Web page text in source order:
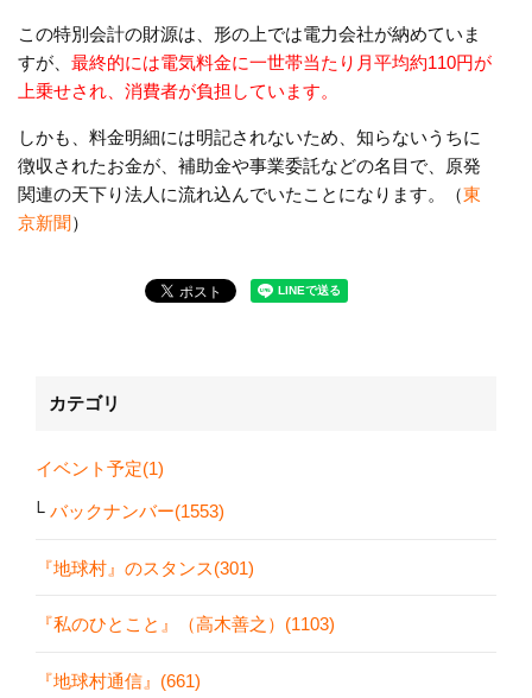
この特別会計の財源は、形の上では電力会社が納めていま
すが、 最終的には電気料金に一世帯当たり月平均約110円が
上乗せされ、消費者が負担しています。
しかも、料金明細には明記されないため、知らないうちに
徴収されたお金が、補助金や事業委託などの名目で、原発
関連の天下り法人に流れ込んでいたことになります。（東
京新聞）
カテゴリ
イベント予定(1)
バックナンバー(1553)
『地球村』のスタンス(301)
『私のひとこと』（高木善之）(1103)
『地球村通信』(661)